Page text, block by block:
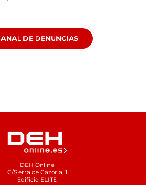
DE DENUNCIAS
DEH Online
C/Sierra de Cazorla, 1
Edificio ELITE